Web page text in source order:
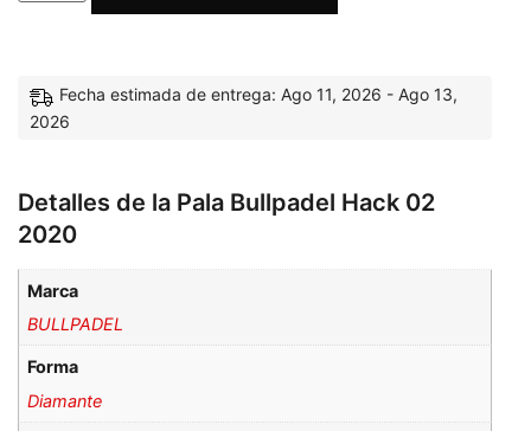
Fecha estimada de entrega: Ago 11, 2026 - Ago 13,
2026
Detalles de la Pala Bullpadel Hack 02
2020
Marca
BULLPADEL
Forma
Diamante